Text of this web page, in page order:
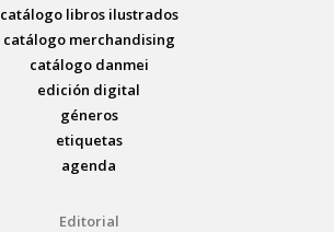
catálogo libros ilustrados
catálogo merchandising
catálogo danmei
edición digital
géneros
etiquetas
agenda
Editorial